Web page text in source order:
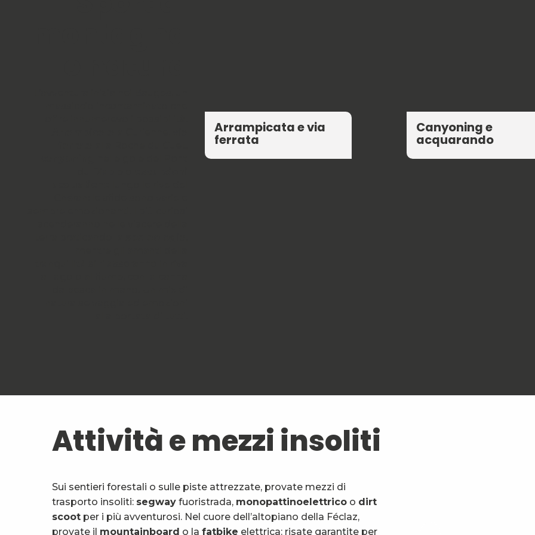
Arrampicata e via
ferrata
Canyoning e
acquarando
Attività e mezzi insoliti
Sui sentieri forestali o sulle piste attrezzate, provate mezzi di
trasporto insoliti: segway fuoristrada, monopattinoelettrico o dirt
scoot per i più avventurosi. Nel cuore dell’altopiano della Féclaz,
provate il mountainboard o la fatbike elettrica: risate garantite per